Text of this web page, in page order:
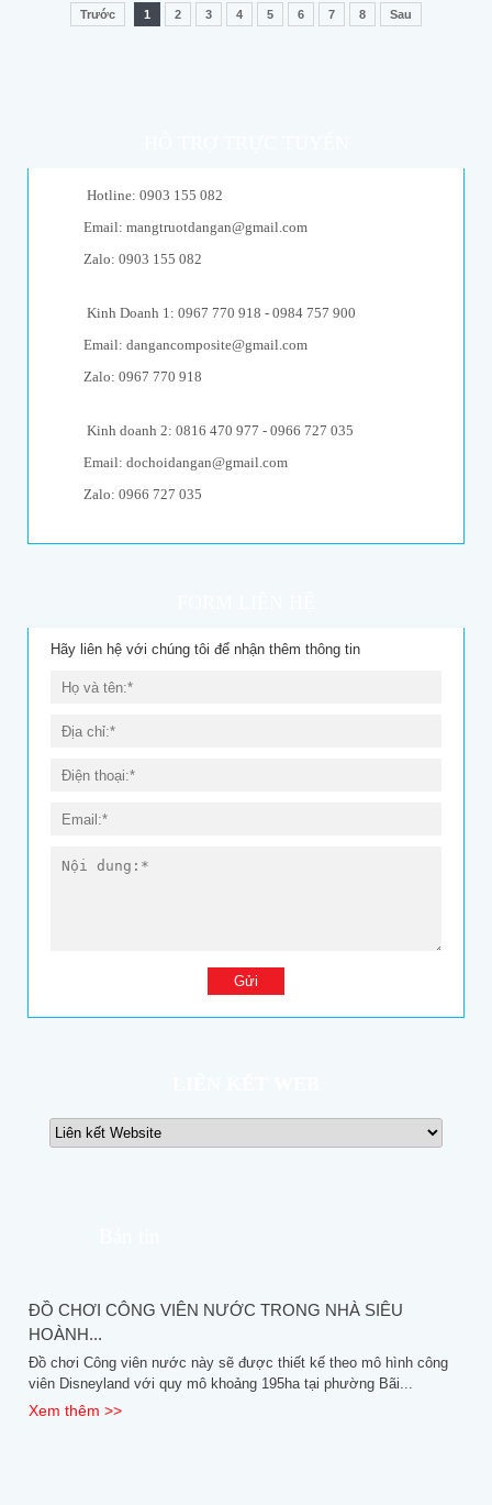
Trước 1 2 3 4 5 6 7 8 Sau
Hotline: 0903 155 082
Email: mangtruotdangan@gmail.com
Zalo: 0903 155 082
Kinh Doanh 1: 0967 770 918 - 0984 757 900
Email: dangancomposite@gmail.com
Zalo: 0967 770 918
Kinh doanh 2: 0816 470 977 - 0966 727 035
Email: dochoidangan@gmail.com
Zalo: 0966 727 035
Hãy liên hệ với chúng tôi để nhận thêm thông tin
ĐỒ CHƠI CÔNG VIÊN NƯỚC TRONG NHÀ SIÊU
HOÀNH...
Đồ chơi Công viên nước này sẽ được thiết kế theo mô hình công
viên Disneyland với quy mô khoảng 195ha tại phường Bãi...
Xem thêm >>